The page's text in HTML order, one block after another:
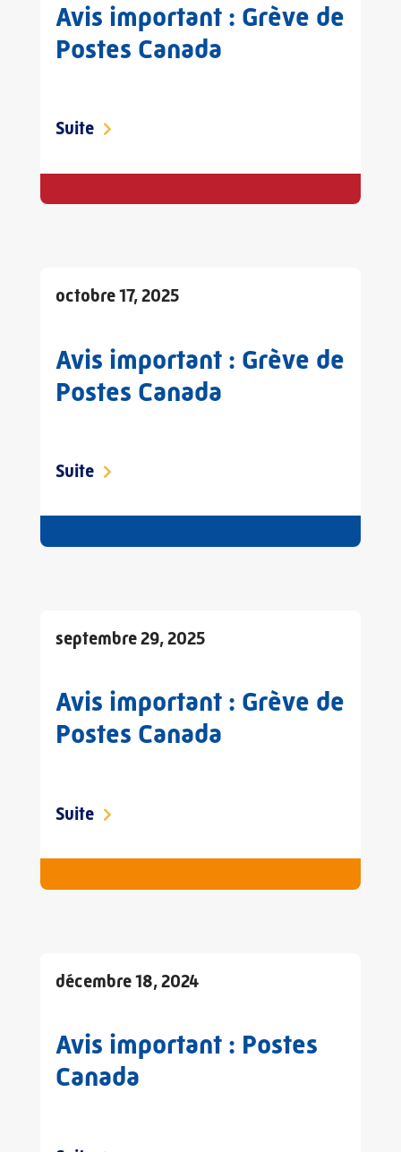
Avis important : Grève de
Postes Canada
Suite
octobre 17, 2025
Avis important : Grève de
Postes Canada
Suite
septembre 29, 2025
Avis important : Grève de
Postes Canada
Suite
décembre 18, 2024
Avis important : Postes
Canada